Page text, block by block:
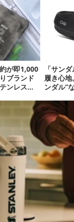
が即1,000
ブランド
ンレスの
「サン
履き心
ンダル”